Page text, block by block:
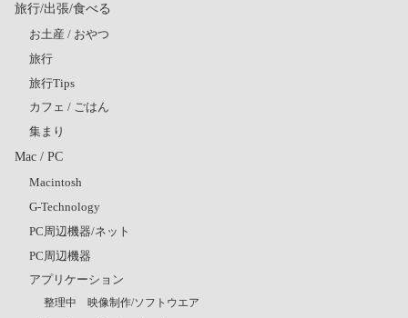
旅行/出張/食べる
お土産 / おやつ
旅行
旅行Tips
カフェ / ごはん
集まり
Mac / PC
Macintosh
G-Technology
PC周辺機器/ネット
PC周辺機器
アプリケーション
整理中 映像制作/ソフトウエア